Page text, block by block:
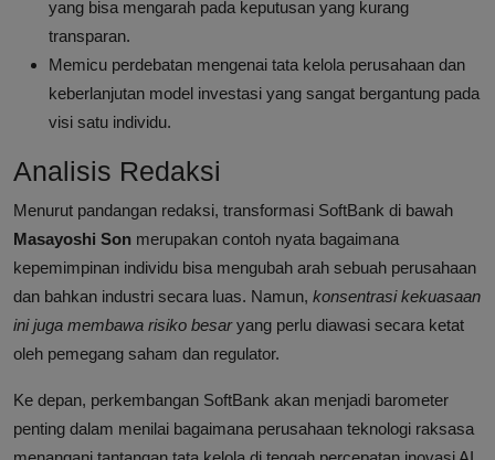
yang bisa mengarah pada keputusan yang kurang
transparan.
Memicu perdebatan mengenai tata kelola perusahaan dan
keberlanjutan model investasi yang sangat bergantung pada
visi satu individu.
Analisis Redaksi
Menurut pandangan redaksi, transformasi SoftBank di bawah
Masayoshi Son merupakan contoh nyata bagaimana
kepemimpinan individu bisa mengubah arah sebuah perusahaan
dan bahkan industri secara luas. Namun, konsentrasi kekuasaan
ini juga membawa risiko besaryang perlu diawasi secara ketat
oleh pemegang saham dan regulator.
Ke depan, perkembangan SoftBank akan menjadi barometer
penting dalam menilai bagaimana perusahaan teknologi raksasa